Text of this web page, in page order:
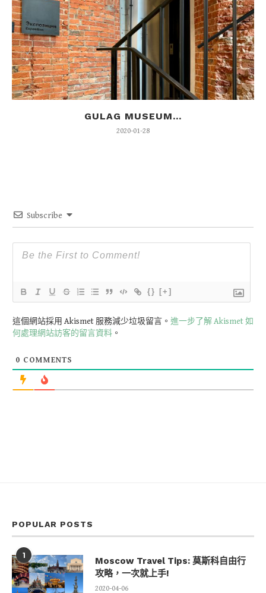
GULAG MUSEUM...
2020-01-28
Subscribe
{} [+]
這個網站採用 Akismet 服務減少垃圾留言。 進一步了解 Akismet 如
何處理網站訪客的留言資料 。
0 COMMENTS
POPULAR POSTS
1
Moscow Travel Tips: 莫斯科自由行
攻略，一次就上手!
2020-04-06